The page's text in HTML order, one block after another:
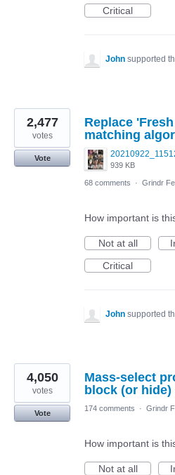
Critical
John supported
Replace
matching
939 KB
2,477
votes
Vote
68 comments · Grindr
How important is
Not at all
Critical
John supported
Mass-select
block (or
4,050
votes
Vote
174 comments · Grindr
How important is
Not at all